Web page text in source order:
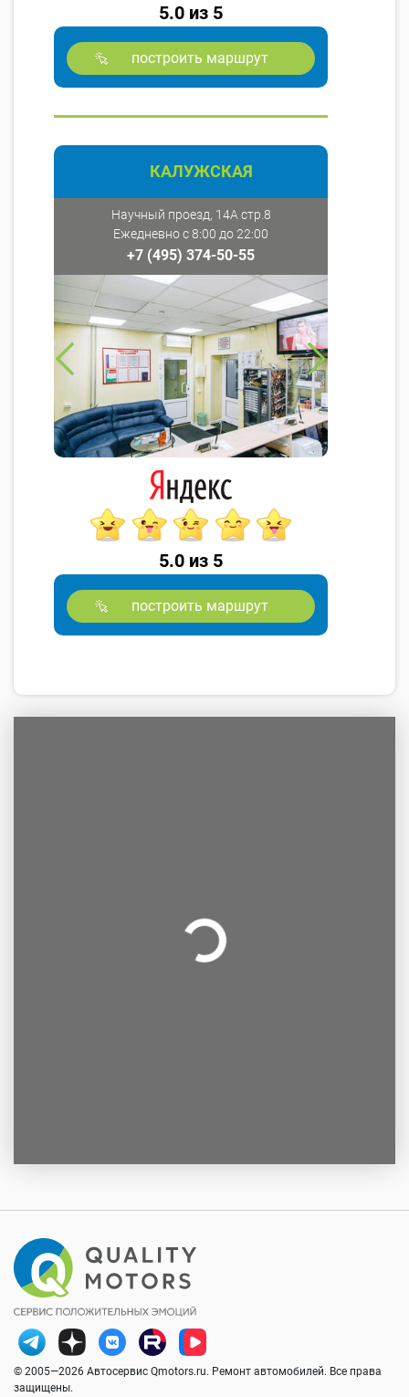
5.0 из 5
построить маршрут
КАЛУЖСКАЯ
Научный проезд, 14А стр.8
Ежедневно с 8:00 до 22:00
+7 (495) 374-50-55
5.0 из 5
построить маршрут
© 2005—2026 Автосервис Qmotors.ru. Ремонт автомобилей. Все права
защищены.